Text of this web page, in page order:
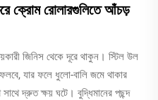
ক্রোম রোলারগুলিতে আঁচড়
জিনিস থেকে দূরে থাকুন। স্টিল উল
যার ফলে ধুলো-বালি জমে থাকার
দ্রুত ক্ষয় ঘটে। বুদ্ধিমানের পছন্দ